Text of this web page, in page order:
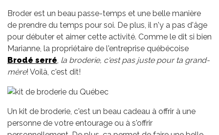
Broder est un beau passe-temps et une belle manière
de prendre du temps pour soi. De plus, il n'y a pas d'âge
pour débuter et aimer cette activité. Comme le dit si bien
Marianne, la propriétaire de l'entreprise québécoise
Brodé serré, la broderie, c'est pas juste pour ta grand-
mère! Voilà, c'est dit!
Un kit de broderie, c'est un beau cadeau à offrir à une
personne de votre entourage ou à s'offrir